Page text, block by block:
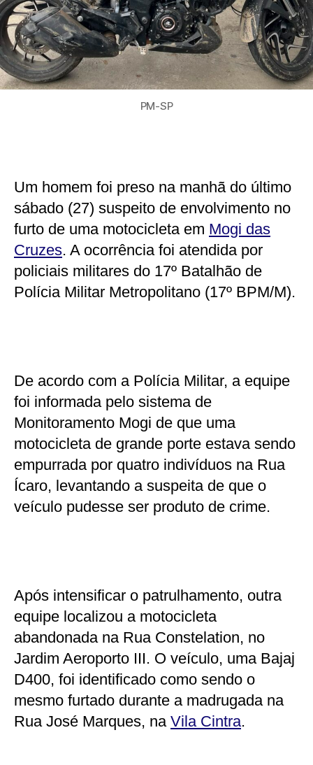
PM-SP
Um homem foi preso na manhã do último
sábado (27) suspeito de envolvimento no
furto de uma motocicleta em Mogi das
Cruzes. A ocorrência foi atendida por
policiais militares do 17º Batalhão de
Polícia Militar Metropolitano (17º BPM/M).
De acordo com a Polícia Militar, a equipe
foi informada pelo sistema de
Monitoramento Mogi de que uma
motocicleta de grande porte estava sendo
empurrada por quatro indivíduos na Rua
Ícaro, levantando a suspeita de que o
veículo pudesse ser produto de crime.
Após intensificar o patrulhamento, outra
equipe localizou a motocicleta
abandonada na Rua Constelation, no
Jardim Aeroporto III. O veículo, uma Bajaj
D400, foi identificado como sendo o
mesmo furtado durante a madrugada na
Rua José Marques, na Vila Cintra.